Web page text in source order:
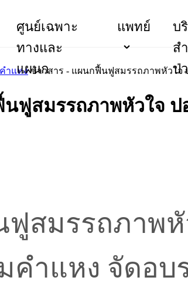
ศูนย์เฉพาะ
ทางและ
แผนก
แพทย์
บ
ส
ป่
ำแหง ข่าวสาร - แผนกฟื้นฟูสมรรถภาพหัวใจ
ฟูสมรรถภาพหัวใจ ป
สมรรถภาพหั
คำแหง จัดอบ